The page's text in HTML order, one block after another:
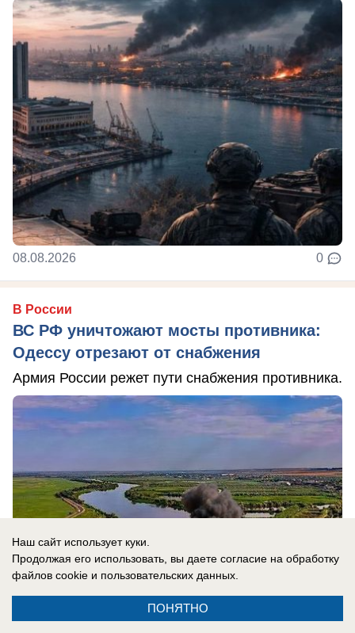
08.08.2026 0
В России
ВС РФ уничтожают мосты противника:
Одессу отрезают от снабжения
Армия России режет пути снабжения противника.
Наш сайт использует куки.
Продолжая его использовать, вы даете согласие на обработку
файлов cookie и пользовательских данных.
ПОНЯТНО